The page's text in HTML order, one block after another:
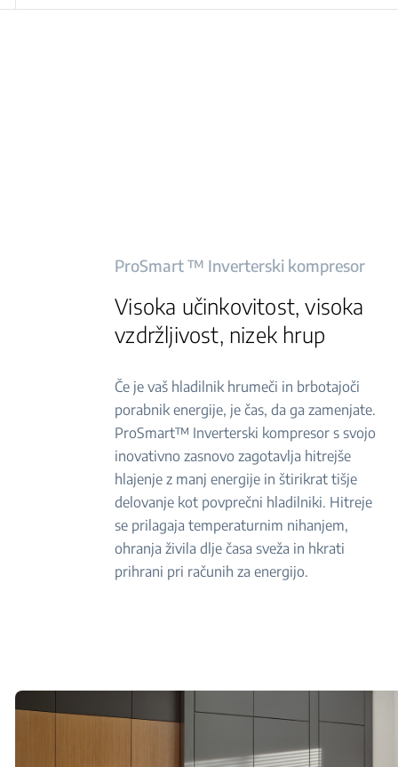
ProSmart ™ Inverterski kompresor
Visoka učinkovitost, visoka
vzdržljivost, nizek hrup
Če je vaš hladilnik hrumeči in brbotajoči
porabnik energije, je čas, da ga zamenjate.
ProSmart™ Inverterski kompresor s svojo
inovativno zasnovo zagotavlja hitrejše
hlajenje z manj energije in štirikrat tišje
delovanje kot povprečni hladilniki. Hitreje
se prilagaja temperaturnim nihanjem,
ohranja živila dlje časa sveža in hkrati
prihrani pri računih za energijo.